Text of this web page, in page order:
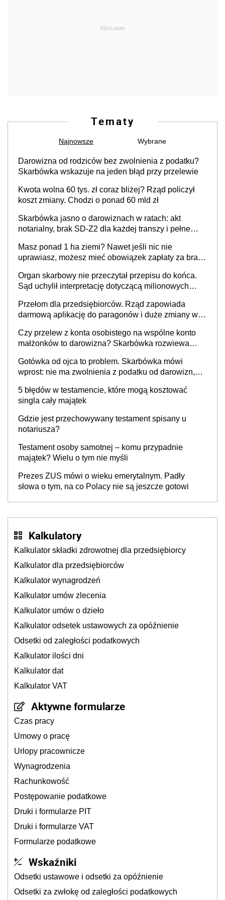
REKLAMA
Tematy
Najnowsze Wybrane
Darowizna od rodziców bez zwolnienia z podatku?
Skarbówka wskazuje na jeden błąd przy przelewie
Kwota wolna 60 tys. zł coraz bliżej? Rząd policzył
koszt zmiany. Chodzi o ponad 60 mld zł
Skarbówka jasno o darowiznach w ratach: akt
notarialny, brak SD-Z2 dla każdej transzy i pełne
Masz ponad 1 ha ziemi? Nawet jeśli nic nie
uprawiasz, możesz mieć obowiązek zapłaty za brak
Organ skarbowy nie przeczytał przepisu do końca.
Sąd uchylił interpretację dotyczącą milionowych
Przełom dla przedsiębiorców. Rząd zapowiada
darmową aplikację do paragonów i duże zmiany w
Czy przelew z konta osobistego na wspólne konto
małżonków to darowizna? Skarbówka rozwiewa
Gotówka od ojca to problem. Skarbówka mówi
wprost: nie ma zwolnienia z podatku od darowizn,
obdarowanego
5 błędów w testamencie, które mogą kosztować
singla cały majątek
Gdzie jest przechowywany testament spisany u
notariusza?
Testament osoby samotnej – komu przypadnie
majątek? Wielu o tym nie myśli
Prezes ZUS mówi o wieku emerytalnym. Padły
słowa o tym, na co Polacy nie są jeszcze gotowi
Kalkulatory
Kalkulator składki zdrowotnej dla przedsiębiorcy
Kalkulator dla przedsiębiorców
Kalkulator wynagrodzeń
Kalkulator umów zlecenia
Kalkulator umów o dzieło
Kalkulator odsetek ustawowych za opóźnienie
Odsetki od zaległości podatkowych
Kalkulator ilości dni
Kalkulator dat
Kalkulator VAT
Aktywne formularze
Czas pracy
Umowy o pracę
Urlopy pracownicze
Wynagrodzenia
Rachunkowość
Postępowanie podatkowe
Druki i formularze PIT
Druki i formularze VAT
Formularze podatkowe
Wskaźniki
Odsetki ustawowe i odsetki za opóźnienie
Odsetki za zwłokę od zaległości podatkowych